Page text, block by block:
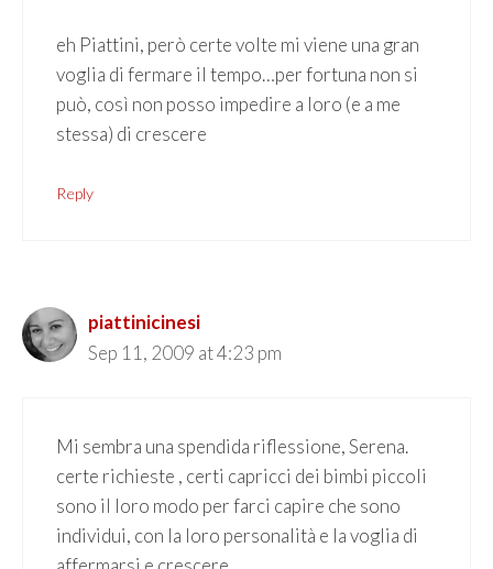
eh Piattini, però certe volte mi viene una gran
voglia di fermare il tempo…per fortuna non si
può, così non posso impedire a loro (e a me
stessa) di crescere
Reply
piattinicinesi
Sep 11, 2009 at 4:23 pm
Mi sembra una spendida riflessione, Serena.
certe richieste , certi capricci dei bimbi piccoli
sono il loro modo per farci capire che sono
individui, con la loro personalità e la voglia di